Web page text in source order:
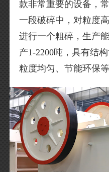
款非常重要的设备，
一段破碎中，对粒度
进行一个粗碎，生产
产1-2200吨，具有结
粒度均匀、节能环保等